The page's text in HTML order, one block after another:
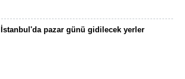
İstanbul'da pazar günü gidilecek yerler